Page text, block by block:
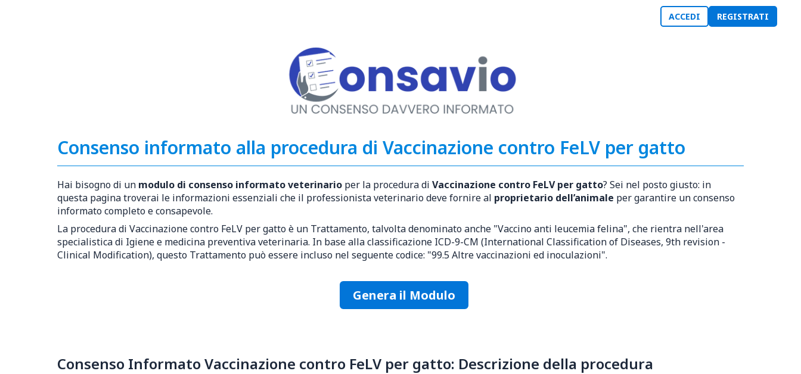
ACCEDI REGISTRATI
Consenso informato alla procedura di Vaccinazione contro FeLV per gatto
Hai bisogno di un modulo di consenso informato veterinario per la procedura di Vaccinazione contro FeLV per gatto? Sei nel posto giusto: in
questa pagina troverai le informazioni essenziali che il professionista veterinario deve fornire al proprietario dell’animale per garantire un consenso
informato completo e consapevole.
La procedura di Vaccinazione contro FeLV per gatto è un Trattamento, talvolta denominato anche "Vaccino anti leucemia felina", che rientra nell'area
specialistica di Igiene e medicina preventiva veterinaria. In base alla classificazione ICD-9-CM (International Classification of Diseases, 9th revision -
Clinical Modification), questo Trattamento può essere incluso nel seguente codice: "99.5 Altre vaccinazioni ed inoculazioni".
Genera il Modulo
Consenso Informato Vaccinazione contro FeLV per gatto: Descrizione della procedura